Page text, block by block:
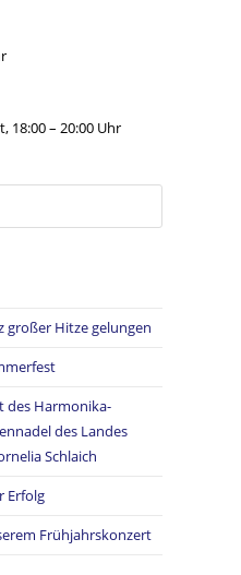
18:00 – 20:00 Uhr
großer Hitze gelungen
des Harmonika-
des Landes
Schlaich
Erfolg
Frühjahrskonzert